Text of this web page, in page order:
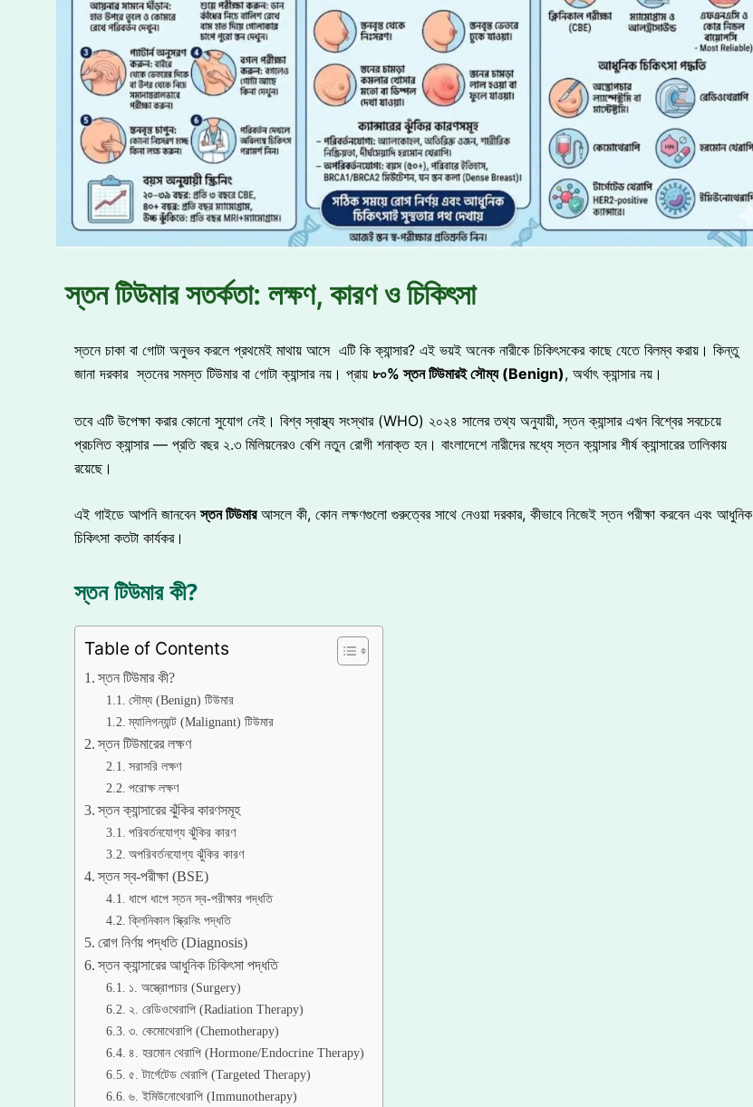
স্তন টিউমার সতর্কতা: লক্ষণ, কারণ ও চিকিৎসা
স্তনে চাকা বা গোটা অনুভব করলে প্রথমেই মাথায় আসে এটি কি ক্যান্সার? এই ভয়ই অনেক নারীকে চিকিৎসকের কাছে যেতে বিলম্ব করায়। কিন্তু
জানা দরকার স্তনের সমস্ত টিউমার বা গোটা ক্যান্সার নয়। প্রায় ৮০% স্তন টিউমারই সৌম্য (Benign), অর্থাৎ ক্যান্সার নয়।
তবে এটি উপেক্ষা করার কোনো সুযোগ নেই। বিশ্ব স্বাস্থ্য সংস্থার (WHO) ২০২৪ সালের তথ্য অনুযায়ী, স্তন ক্যান্সার এখন বিশ্বের সবচেয়ে
প্রচলিত ক্যান্সার — প্রতি বছর ২.৩ মিলিয়নেরও বেশি নতুন রোগী শনাক্ত হন। বাংলাদেশে নারীদের মধ্যে স্তন ক্যান্সার শীর্ষ ক্যান্সারের তালিকায়
রয়েছে।
এই গাইডে আপনি জানবেনস্তন টিউমারআসলে কী, কোন লক্ষণগুলো গুরুত্বের সাথে নেওয়া দরকার, কীভাবে নিজেই স্তন পরীক্ষা করবেন এবং আধুনিক
চিকিৎসা কতটা কার্যকর।
স্তন টিউমার কী?
Table of Contents
স্তন টিউমার কী?
সৌম্য (Benign) টিউমার
ম্যালিগন্যান্ট (Malignant) টিউমার
স্তন টিউমারের লক্ষণ
সরাসরি লক্ষণ
পরোক্ষ লক্ষণ
স্তন ক্যান্সারের ঝুঁকির কারণসমূহ
পরিবর্তনযোগ্য ঝুঁকির কারণ
অপরিবর্তনযোগ্য ঝুঁকির কারণ
স্তন স্ব-পরীক্ষা (BSE)
ধাপে ধাপে স্তন স্ব-পরীক্ষার পদ্ধতি
ক্লিনিকাল স্ক্রিনিং পদ্ধতি
রোগ নির্ণয় পদ্ধতি (Diagnosis)
স্তন ক্যান্সারের আধুনিক চিকিৎসা পদ্ধতি
১. অস্ত্রোপচার (Surgery)
২. রেডিওথেরাপি (Radiation Therapy)
৩. কেমোথেরাপি (Chemotherapy)
৪. হরমোন থেরাপি (Hormone/Endocrine Therapy)
৫. টার্গেটেড থেরাপি (Targeted Therapy)
৬. ইমিউনোথেরাপি (Immunotherapy)